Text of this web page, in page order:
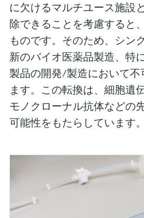
に欠けるマルチユース施設
除できることを考慮すると
ものです。そのため、シン
新のバイオ医薬品製造、特
製品の開発/製造において
ます。この転換は、細胞遺
モノクローナル抗体などの
可能性をもたらしています。